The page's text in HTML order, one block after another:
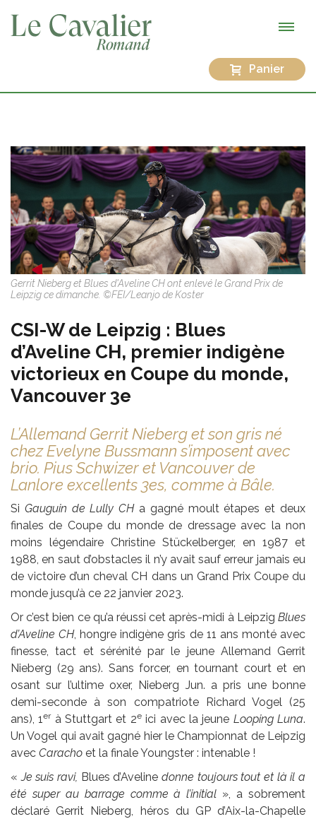
Panier
Gerrit Nieberg et Blues d'Aveline CH ont enlevé le Grand Prix de
Leipzig ce dimanche. ©FEI/Leanjo de Koster
CSI-W de Leipzig : Blues
d’Aveline CH, premier indigène
victorieux en Coupe du monde,
Vancouver 3e
L’Allemand Gerrit Nieberg et son gris né
chez Evelyne Bussmann s’imposent avec
brio. Pius Schwizer et Vancouver de
Lanlore excellents 3es, comme à Bâle.
Si Gauguin de Lully CHa gagné moult étapes et deux
finales de Coupe du monde de dressage avec la non
moins légendaire Christine Stückelberger, en 1987 et
1988, en saut d’obstacles il n’y avait sauf erreur jamais eu
de victoire d’un cheval CH dans un Grand Prix Coupe du
monde jusqu’à ce 22 janvier 2023.
Or c’est bien ce qu’a réussi cet après-midi à Leipzig Blues
d’Aveline CH, hongre indigène gris de 11 ans monté avec
finesse, tact et sérénité par le jeune Allemand Gerrit
Nieberg (29 ans). Sans forcer, en tournant court et en
osant sur l’ultime oxer, Nieberg Jun. a pris une bonne
demi-seconde à son compatriote Richard Vogel (25
ans), 1erà Stuttgart et 2eici avec la jeune Looping Luna.
Un Vogel qui avait gagné hier le Championnat de Leipzig
avec Caracho et la finale Youngster : intenable !
« Je suis ravi, Blues d’Avelinedonne toujours tout et là il a
été super au barrage comme à l’initial », a sobrement
déclaré Gerrit Nieberg, héros du GP d’Aix-la-Chapelle